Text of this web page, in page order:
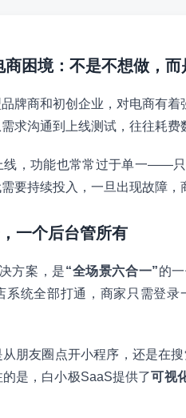
商困境：不是不想做，而
牌商和初创企业，对电商有着
求沟通到上线测试，往往耗费
线，功能也常常过于单一——
要持续投入，一旦出现故障，
一个后台管所有
方案，是“全场景六合一”的
系统全部打通，商家只需登
朋友圈点开小程序，还是在
是，白小极SaaS提供了可视